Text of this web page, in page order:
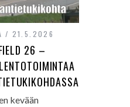
21.5.2026
26 –
kevään